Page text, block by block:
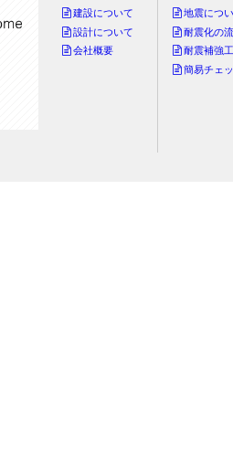
建設について
設計について
会社概要
地震につ
耐震化の
耐震補強
簡易チェ